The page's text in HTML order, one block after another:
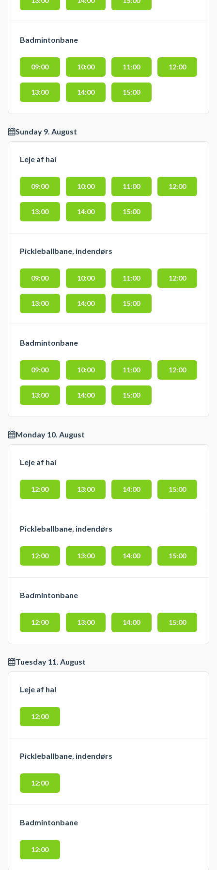
Badmintonbane
09:00 10:00 11:00 12:00
13:00 14:00 15:00
Sunday 9. August
Leje af hal
09:00 10:00 11:00 12:00
13:00 14:00 15:00
Pickleballbane, indendørs
09:00 10:00 11:00 12:00
13:00 14:00 15:00
Badmintonbane
09:00 10:00 11:00 12:00
13:00 14:00 15:00
Monday 10. August
Leje af hal
12:00 13:00 14:00 15:00
Pickleballbane, indendørs
12:00 13:00 14:00 15:00
Badmintonbane
12:00 13:00 14:00 15:00
Tuesday 11. August
Leje af hal
12:00
Pickleballbane, indendørs
12:00
Badmintonbane
12:00